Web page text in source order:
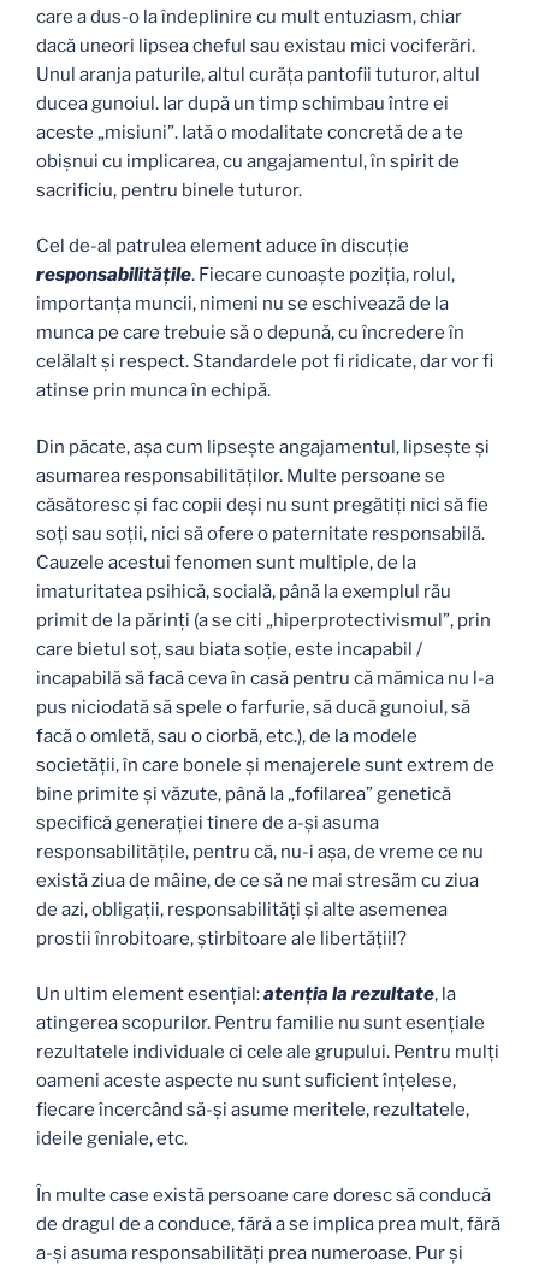
care a dus-o la îndeplinire cu mult entuziasm, chiar
dacă uneori lipsea cheful sau existau mici vociferări.
Unul aranja paturile, altul curăţa pantofii tuturor, altul
ducea gunoiul. Iar după un timp schimbau între ei
aceste „misiuni”. Iată o modalitate concretă de a te
obişnui cu implicarea, cu angajamentul, în spirit de
sacrificiu, pentru binele tuturor.
Cel de-al patrulea element aduce în discuţie
responsabilităţile. Fiecare cunoaşte poziţia, rolul,
importanţa muncii, nimeni nu se eschivează de la
munca pe care trebuie să o depună, cu încredere în
celălalt şi respect. Standardele pot fi ridicate, dar vor fi
atinse prin munca în echipă.
Din păcate, aşa cum lipseşte angajamentul, lipseşte şi
asumarea responsabilităţilor. Multe persoane se
căsătoresc şi fac copii deşi nu sunt pregătiţi nici să fie
soţi sau soţii, nici să ofere o paternitate responsabilă.
Cauzele acestui fenomen sunt multiple, de la
imaturitatea psihică, socială, până la exemplul rău
primit de la părinţi (a se citi „hiperprotectivismul”, prin
care bietul soţ, sau biata soţie, este incapabil /
incapabilă să facă ceva în casă pentru că mămica nu l-a
pus niciodată să spele o farfurie, să ducă gunoiul, să
facă o omletă, sau o ciorbă, etc.), de la modele
societăţii, în care bonele şi menajerele sunt extrem de
bine primite şi văzute, până la „fofilarea” genetică
specifică generaţiei tinere de a-şi asuma
responsabilităţile, pentru că, nu-i aşa, de vreme ce nu
există ziua de mâine, de ce să ne mai stresăm cu ziua
de azi, obligaţii, responsabilităţi şi alte asemenea
prostii înrobitoare, ştirbitoare ale libertăţii!?
Un ultim element esenţial:atenţia la rezultate, la
atingerea scopurilor. Pentru familie nu sunt esenţiale
rezultatele individuale ci cele ale grupului. Pentru mulţi
oameni aceste aspecte nu sunt suficient înţelese,
fiecare încercând să-şi asume meritele, rezultatele,
ideile geniale, etc.
În multe case există persoane care doresc să conducă
de dragul de a conduce, fără a se implica prea mult, fără
a-şi asuma responsabilităţi prea numeroase. Pur şi